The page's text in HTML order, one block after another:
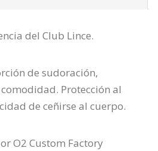
del Club Lince.
de sudoración,
Protección al
de ceñirse al cuerpo.
O2 Custom Factory